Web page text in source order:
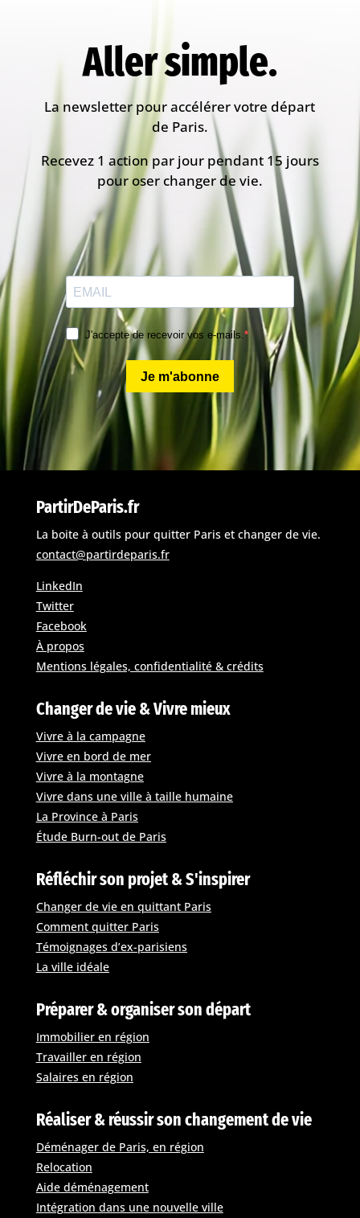
Aller simple.
La newsletter pour accélérer votre départ
de Paris.
Recevez 1 action par jour pendant 15 jours
pour oser changer de vie.
J'accepte de recevoir vos e-mails.
Je m'abonne
PartirDeParis.fr
La boite à outils pour quitter Paris et changer de vie.
contact@partirdeparis.fr
LinkedIn
Twitter
Facebook
À propos
Mentions légales, confidentialité & crédits
Changer de vie & Vivre mieux
Vivre à la campagne
Vivre en bord de mer
Vivre à la montagne
Vivre dans une ville à taille humaine
La Province à Paris
Étude Burn-out de Paris
Réfléchir son projet & S'inspirer
Changer de vie en quittant Paris
Comment quitter Paris
Témoignages d’ex-parisiens
La ville idéale
Préparer & organiser son départ
Immobilier en région
Travailler en région
Salaires en région
Réaliser & réussir son changement de vie
Déménager de Paris, en région
Relocation
Aide déménagement
Intégration dans une nouvelle ville